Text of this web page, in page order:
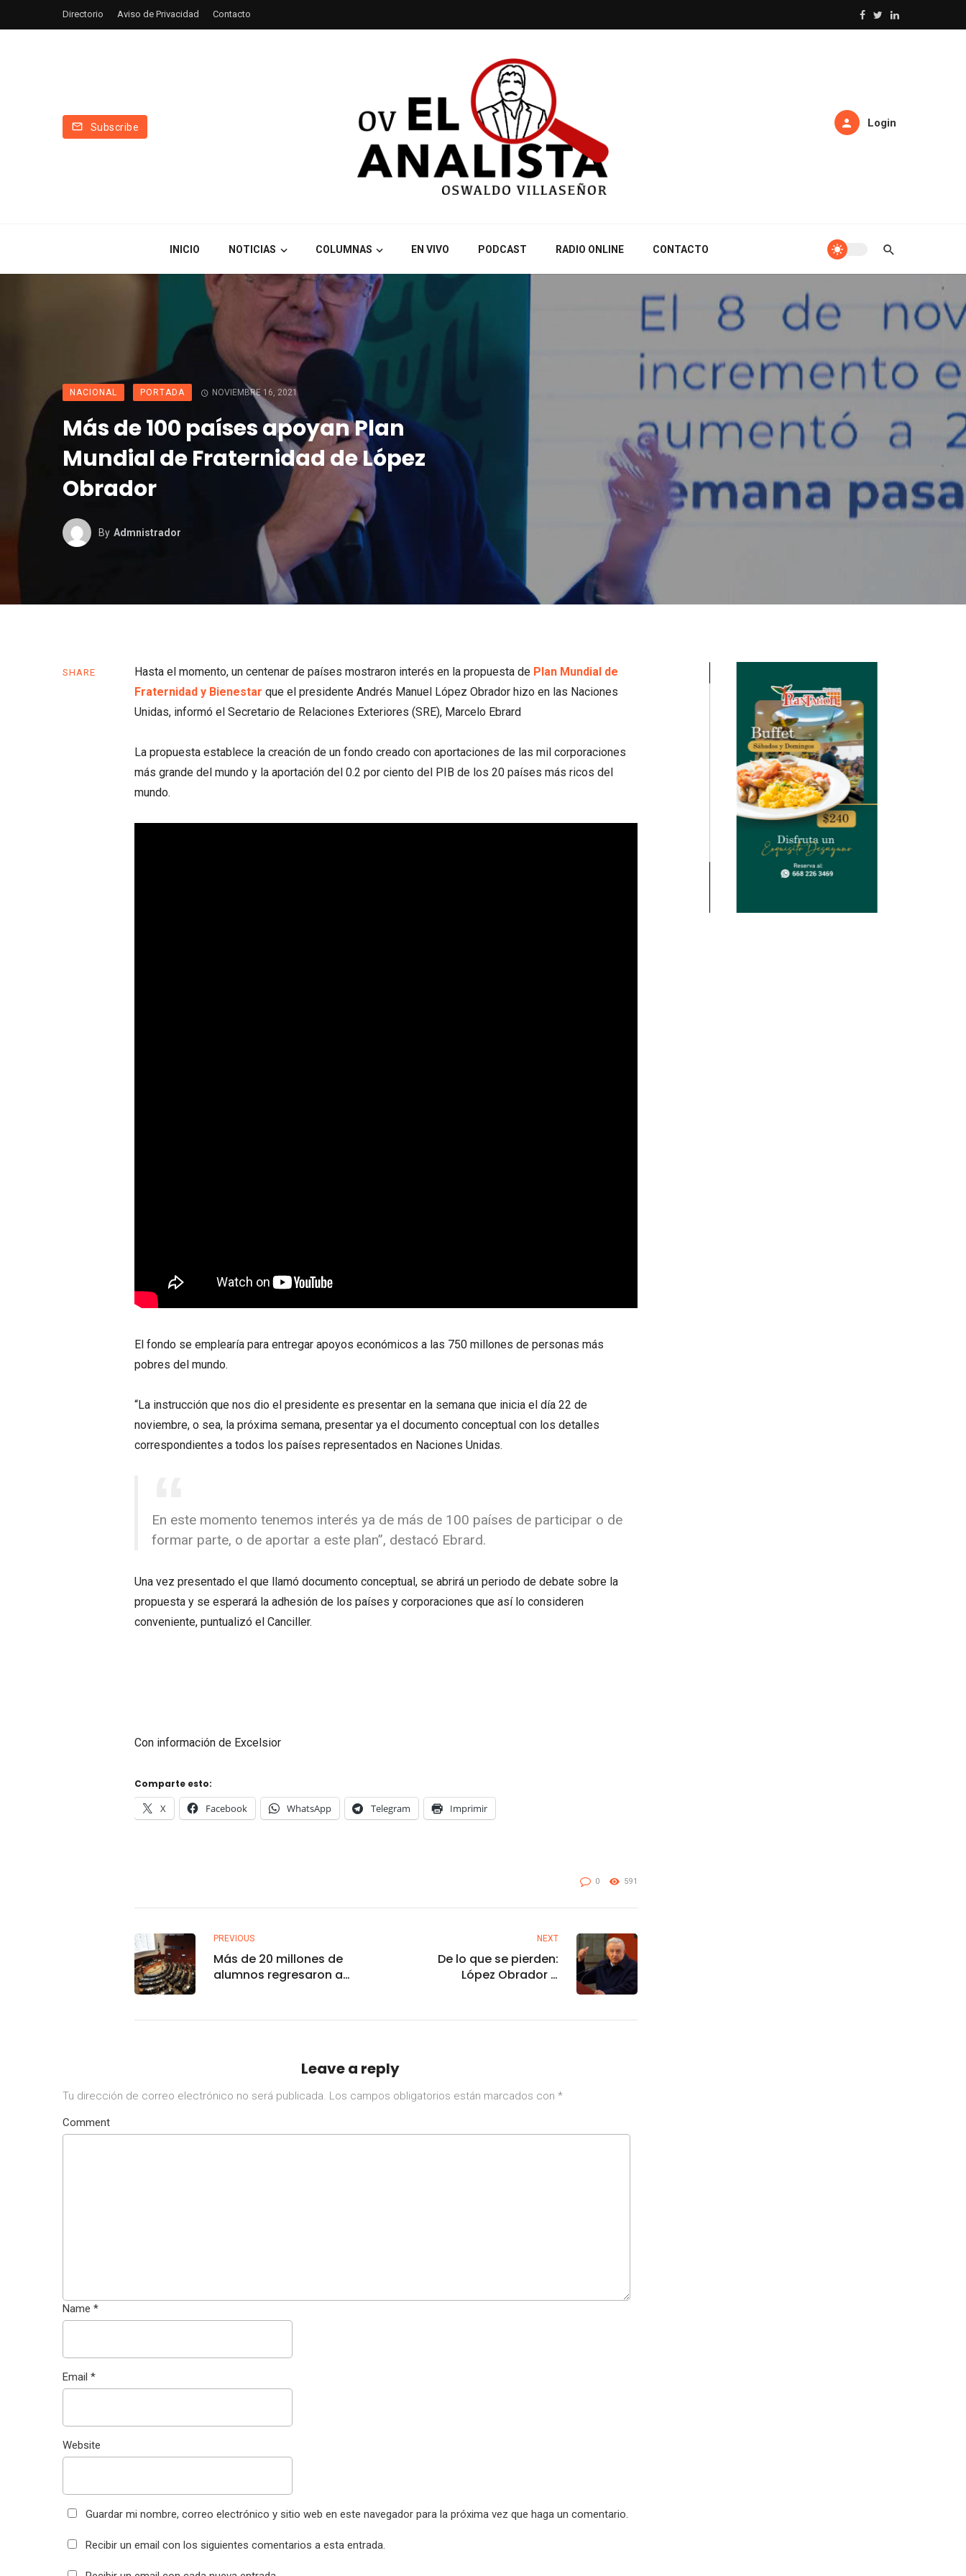
Directorio Aviso de Privacidad Contacto
Subscribe Login
INICIO NOTICIAS COLUMNAS EN VIVO PODCAST RADIO ONLINE CONTACTO
NACIONAL PORTADA NOVIEMBRE 16, 2021
Más de 100 países apoyan Plan
Mundial de Fraternidad de López
Obrador
By Admnistrador
SHARE Hasta el momento, un centenar de países mostraron interés en la propuesta de Plan Mundial de
Fraternidad y Bienestar que el presidente Andrés Manuel López Obrador hizo en las Naciones
Unidas, informó el Secretario de Relaciones Exteriores (SRE), Marcelo Ebrard
La propuesta establece la creación de un fondo creado con aportaciones de las mil corporaciones
más grande del mundo y la aportación del 0.2 por ciento del PIB de los 20 países más ricos del
mundo.
El fondo se emplearía para entregar apoyos económicos a las 750 millones de personas más
pobres del mundo.
“La instrucción que nos dio el presidente es presentar en la semana que inicia el día 22 de
noviembre, o sea, la próxima semana, presentar ya el documento conceptual con los detalles
correspondientes a todos los países representados en Naciones Unidas.
En este momento tenemos interés ya de más de 100 países de participar o de
formar parte, o de aportar a este plan”, destacó Ebrard.
Una vez presentado el que llamó documento conceptual, se abrirá un periodo de debate sobre la
propuesta y se esperará la adhesión de los países y corporaciones que así lo consideren
conveniente, puntualizó el Canciller.
Con información de Excelsior
Comparte esto:
X Facebook WhatsApp Telegram Imprimir
0 591
PREVIOUS
Más de 20 millones de
alumnos regresaron a
NEXT
De lo que se pierden:
López Obrador a
Leave a reply
Tu dirección de correo electrónico no será publicada. Los campos obligatorios están marcados con *
Comment
Name *
Email *
Website
Guardar mi nombre, correo electrónico y sitio web en este navegador para la próxima vez que haga un comentario.
Recibir un email con los siguientes comentarios a esta entrada.